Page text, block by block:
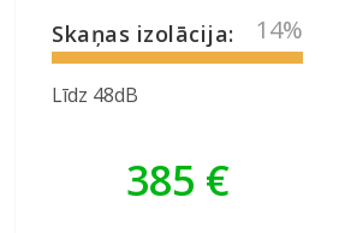
Skaņas izolācija: 40%
Līdz 48dB
385 €